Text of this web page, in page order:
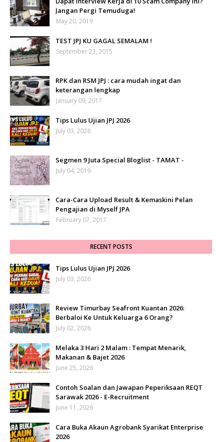
Jangan Pergi Temuduga!
May 20, 2019
TEST JPJ KU GAGAL SEMALAM !
September 23, 2015
RPK dan RSM JPJ : cara mudah ingat dan
keterangan lengkap
January 09, 2017
Tips Lulus Ujian JPJ 2026
July 03, 2026
Segmen 9 Juta Special Bloglist - TAMAT -
July 04, 2019
Cara-Cara Upload Result & Kemaskini Pelan
Pengajian di Myself JPA
February 07, 2017
RECENT POSTS
Tips Lulus Ujian JPJ 2026
July 03, 2026
Review Timurbay Seafront Kuantan 2026:
Berbaloi Ke Untuk Keluarga 6 Orang?
July 02, 2026
Melaka 3 Hari 2 Malam : Tempat Menarik,
Makanan & Bajet 2026
June 25, 2026
Contoh Soalan dan Jawapan Peperiksaan REQT
Sarawak 2026 - E-Recruitment
June 11, 2026
Cara Buka Akaun Agrobank Syarikat Enterprise
2026